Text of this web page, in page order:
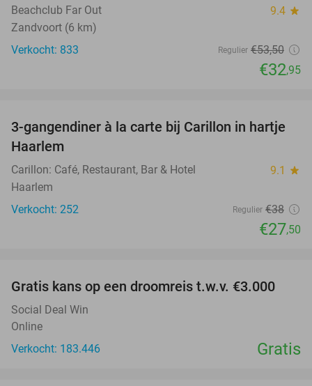
Beachclub Far Out 9.4 star
Zandvoort (6 km)
Verkocht: 833
Regulier €53,50
€32,95
28%
3-gangendiner à la carte bij Carillon in hartje
Haarlem
Carillon: Café, Restaurant, Bar & Hotel 9.1 star
Haarlem
Verkocht: 252
Regulier €38
€27,50
Gratis kans op een droomreis t.w.v. €3.000
Social Deal Win
Online
Verkocht: 183.446
Gratis